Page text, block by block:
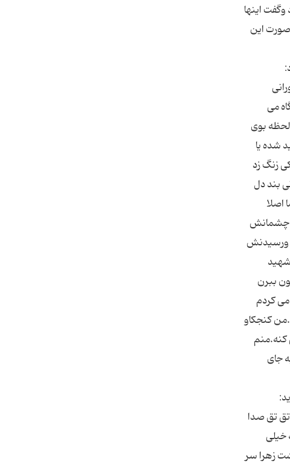
اینها
این
می
بوی
شده یا
زنگ زد
بند دل
اصلا
چشمانش
ورسیدنش
ببرن
کردم
کنجکاو
کنه.منم
جای
تق صدا
خیلی
زهرا سر